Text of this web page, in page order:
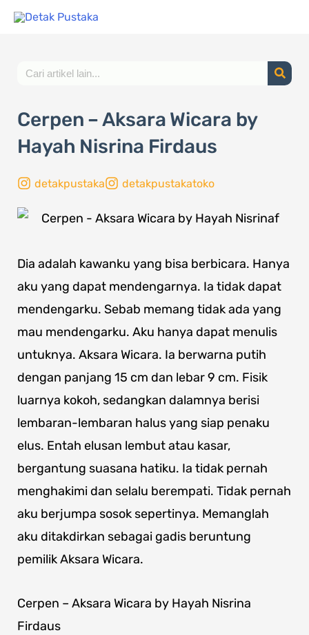
Lewati
Search
Cerpen – Aksara Wicara by
Hayah Nisrina Firdaus
detakpustaka detakpustakatoko
Dia adalah kawanku yang bisa berbicara. Hanya
aku yang dapat mendengarnya. Ia tidak dapat
mendengarku. Sebab memang tidak ada yang
mau mendengarku. Aku hanya dapat menulis
untuknya. Aksara Wicara. Ia berwarna putih
dengan panjang 15 cm dan lebar 9 cm. Fisik
luarnya kokoh, sedangkan dalamnya berisi
lembaran-lembaran halus yang siap penaku
elus. Entah elusan lembut atau kasar,
bergantung suasana hatiku. Ia tidak pernah
menghakimi dan selalu berempati. Tidak pernah
aku berjumpa sosok sepertinya. Memanglah
aku ditakdirkan sebagai gadis beruntung
pemilik Aksara Wicara.
Cerpen – Aksara Wicara by Hayah Nisrina
Firdaus